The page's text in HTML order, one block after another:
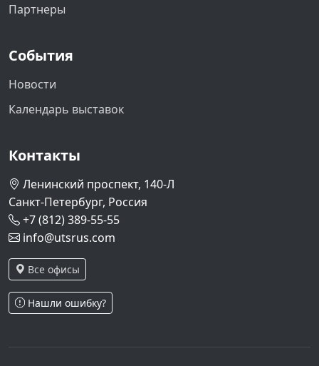
Партнеры
События
Новости
Календарь выставок
Контакты
Ленинский проспект, 140-Л
Санкт-Петербург, Россия
+7 (812) 389-55-55
info@utsrus.com
Все офисы
Нашли ошибку?